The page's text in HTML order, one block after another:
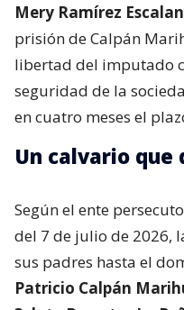
Mery Ramírez
prisión de Calpán
libertad del imputado
seguridad de la
en cuatro meses el
Un calvario que
Según el ente
del 7 de julio de 2026,
sus padres hasta el
Patricio Calpán